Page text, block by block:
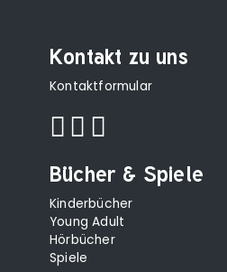
Kontakt zu uns
Kontaktformular
Bücher & Spiele
Kinderbücher
Young Adult
Hörbücher
Spiele